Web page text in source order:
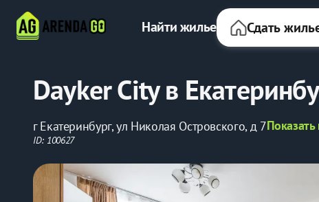
Найти жилье Сдать
Dayker City в
г Екатеринбург, ул Николая Островского, д 7
ID: 100627